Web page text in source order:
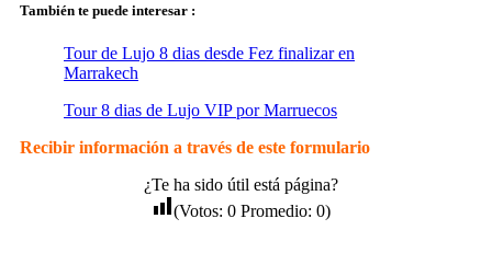
También te puede interesar :
Tour de Lujo 8 dias desde Fez finalizar en
Marrakech
Tour 8 dias de Lujo VIP por Marruecos
Recibir información a través de este formulario
¿Te ha sido útil está página?
(Votos: 0Promedio: 0)